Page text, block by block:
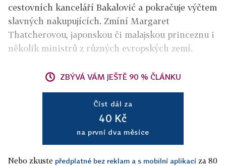
cestovních kanceláří Bakalović a pokračuje výčtem
slavných nakupujících. Zmíní Margaret
Thatcherovou, japonskou či malajskou princeznu i
několik ministrů z různých evropských zemí.
ZBÝVÁ VÁM JEŠTĚ 90 % ČLÁNKU
Číst dál za
40 Kč
na první dva měsíce
Nebo zkuste předplatné bez reklam a s mobilní aplikací za 80